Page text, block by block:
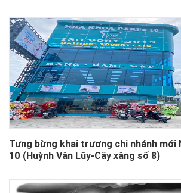
Tưng bừng khai trương chi nhánh mới
10 (Huỳnh Văn Lũy-Cây xăng số 8)